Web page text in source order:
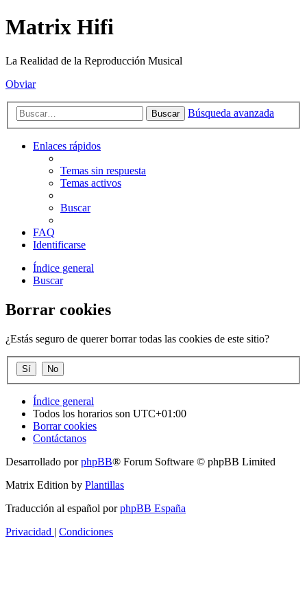
Matrix Hifi
La Realidad de la Reproducción Musical
Obviar
Buscar Búsqueda avanzada
Enlaces rápidos
Temas sin respuesta
Temas activos
Buscar
FAQ
Identificarse
Índice general
Buscar
Borrar cookies
¿Estás seguro de querer borrar todas las cookies de este sitio?
Índice general
Todos los horarios son UTC+01:00
Borrar cookies
Contáctanos
Desarrollado porphpBB® Forum Software © phpBB Limited
Matrix Edition by Plantillas
Traducción al español porphpBB España
Privacidad | Condiciones